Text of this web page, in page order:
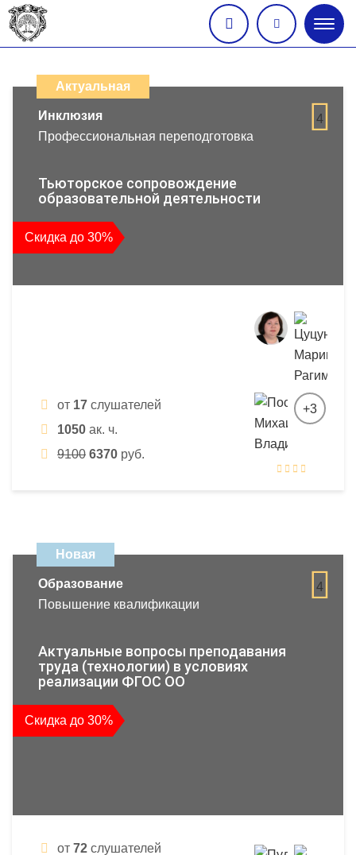
меню
дистанционных
образовательных
повышения
квалификации
и
профессиональной
Актуальная
4
Инклюзия
Профессиональная переподготовка
Тьюторское сопровождение
образовательной деятельности
Скидка до 30%
от 17 слушателей
1050 ак. ч.
9100 6370 руб.
+3
Новая
4
Образование
Повышение квалификации
Актуальные вопросы преподавания
труда (технологии) в условиях
реализации ФГОС ОО
Скидка до 30%
от 72 слушателей